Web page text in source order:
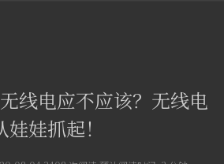
线电应不应该？无线电
娃娃抓起！